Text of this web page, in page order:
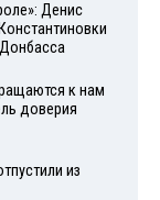
Денис
к нам
доверия
из